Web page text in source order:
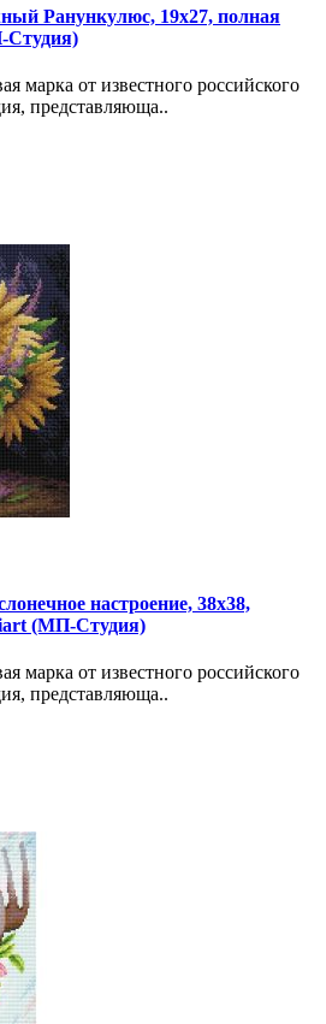
Ранункулюс, 19x27, полная
марка от известного российского
представляюща..
настроение, 38x38,
(МП-Студия)
марка от известного российского
представляюща..